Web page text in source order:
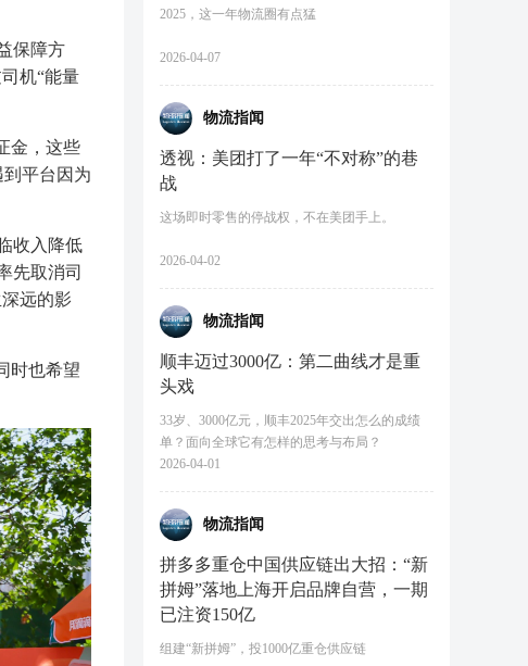
2025，这一年物流圈有点猛
2026-04-07
物流指闻
透视：美团打了一年“不对称”的巷
战
这场即时零售的停战权，不在美团手上。
2026-04-02
物流指闻
顺丰迈过3000亿：第二曲线才是重
头戏
33岁、3000亿元，顺丰2025年交出怎么的成绩
单？面向全球它有怎样的思考与布局？
2026-04-01
物流指闻
拼多多重仓中国供应链出大招：“新
拼姆”落地上海开启品牌自营，一期
已注资150亿
组建“新拼姆”，投1000亿重仓供应链
保障方
机“能量
金，这些
平台因为
收入降低
先取消司
远的影
时也希望